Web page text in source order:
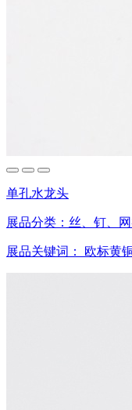
单孔水龙头
展品分类： 丝、钉、
展品关键词： 欧标黄铜